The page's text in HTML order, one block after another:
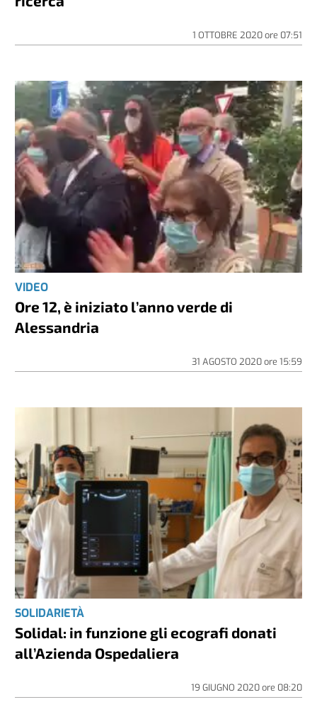
1 OTTOBRE 2020ore 07:51
VIDEO
Ore 12, è iniziato l’anno verde di
Alessandria
31 AGOSTO 2020ore 15:59
SOLIDARIETÀ
Solidal: in funzione gli ecografi donati
all’Azienda Ospedaliera
19 GIUGNO 2020ore 08:20